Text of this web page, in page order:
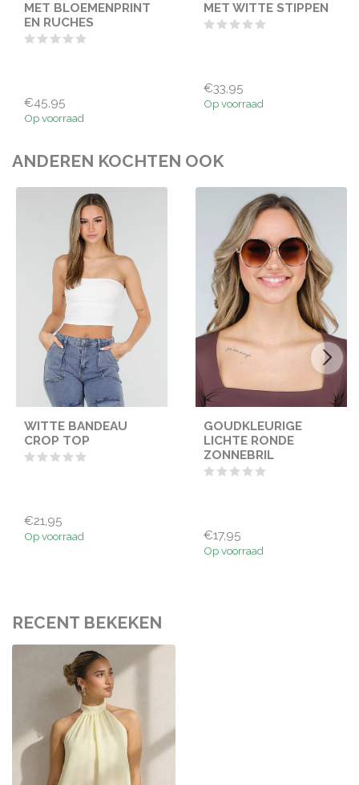
MET BLOEMENPRINT
EN RUCHES
€45,95
Op voorraad
MET WITTE STIPPEN
€33,95
Op voorraad
ANDEREN KOCHTEN OOK
WITTE BANDEAU
CROP TOP
€21,95
Op voorraad
GOUDKLEURIGE
LICHTE RONDE
ZONNEBRIL
€17,95
Op voorraad
RECENT BEKEKEN